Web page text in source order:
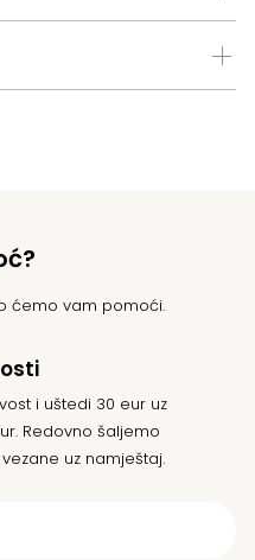
ćemo vam pomoći.
i uštedi 30 eur uz
Redovno šaljemo
uz namještaj.